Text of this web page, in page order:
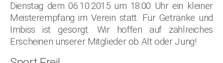
Dienstag dem 06.10.2015 um 18:00 Uhr ein kleiner
Meisterempfang im Verein statt. Für Getränke und
Imbiss ist gesorgt. Wir hoffen auf zahlreiches
Erscheinen unserer Mitglieder ob Alt oder Jung!